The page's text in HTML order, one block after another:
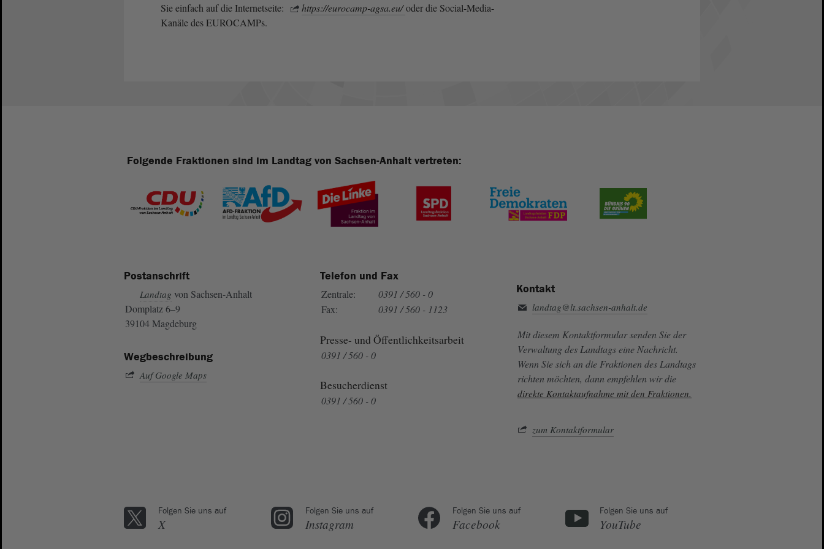
Sie einfach auf die Internetseite:
https://eurocamp-agsa.eu/oder die Social-Media-
Kanäle des EUROCAMPs.
Folgende Fraktionen sind im Landtag von Sachsen-Anhalt vertreten:
Postanschrift
Landtag von Sachsen-Anhalt
Domplatz 6–9
39104 Magdeburg
Wegbeschreibung
Auf Google Maps
Telefon und Fax
Zentrale:
0391 / 560 - 0
Fax:
0391 / 560 - 1123
Presse- und Öffentlichkeitsarbeit
0391 / 560 - 0
Besucherdienst
0391 / 560 - 0
Kontakt
landtag@lt.sachsen-anhalt.de
Mit diesem Kontaktformular senden Sie der
Verwaltung des Landtags eine Nachricht.
Wenn Sie sich an die Fraktionen des Landtags
richten möchten, dann empfehlen wir die
direkte Kontaktaufnahme mit den Fraktionen.
zum Kontaktformular
Folgen Sie uns auf
X
Folgen Sie uns auf
Instagram
Folgen Sie uns auf
Facebook
Folgen Sie uns auf
YouTube